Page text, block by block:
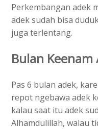
Perkembangan adek
adek sudah bisa
juga terlentang.
Bulan Keenam
Pas 6 bulan adek,
repot ngebawa adek
kalau saat itu adek
Alhamdulillah, walau